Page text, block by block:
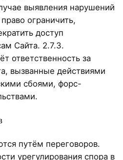
выявления нарушений
ограничить,
доступ
Сайта. 2.7.3.
ответственность за
вызванные действиями
сбоями, форс-
путём переговоров.
урегулирования спора в